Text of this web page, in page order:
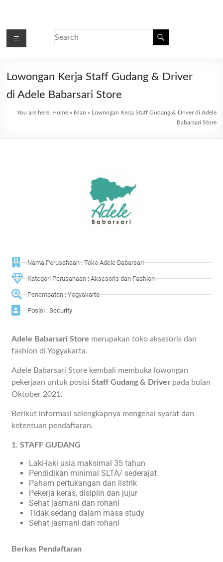
Lowongan Kerja Staff Gudang & Driver
di Adele Babarsari Store
You are here: Home» Iklan » Lowongan Kerja Staff Gudang & Driver di Adele
Babarsari Store
Nama Perusahaan : Toko Adele Babarsari
Kategori Perusahaan : Aksesoris dan Fashion
Penempatan : Yogyakarta
Posisi : Security
Adele Babarsari Store merupakan toko aksesoris dan
fashion di Yogyakarta.
Adele Babarsari Store kembali membuka lowongan
pekerjaan untuk posisiStaff Gudang & Driver pada bulan
Oktober 2021 .
Berikut informasi selengkapnya mengenai syarat dan
ketentuan pendaftaran.
1. STAFF GUDANG
Laki-laki usia maksimal 35 tahun
Pendidikan minimal SLTA/ sederajat
Paham pertukangan dan listrik
Pekerja keras, disiplin dan jujur
Sehat jasmani dan rohani
Tidak sedang dalam masa study
Sehat jasmani dan rohani
Berkas Pendaftaran